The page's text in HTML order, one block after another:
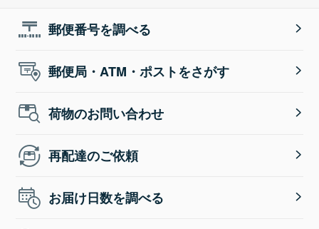
郵便番号を調べる
郵便局・ATM・ポストをさがす
荷物のお問い合わせ
再配達のご依頼
お届け日数を調べる